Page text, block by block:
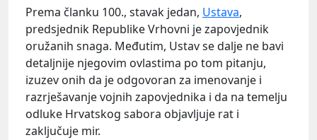
Prema članku 100., stavak jedan, Ustava,
predsjednik Republike Vrhovni je zapovjednik
oružanih snaga. Međutim, Ustav se dalje ne bavi
detaljnije njegovim ovlastima po tom pitanju,
izuzev onih da je odgovoran za imenovanje i
razrješavanje vojnih zapovjednika i da na temelju
odluke Hrvatskog sabora objavljuje rat i
zaključuje mir.